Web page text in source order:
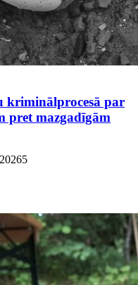
kriminālprocesā par
pret mazgadīgām
5